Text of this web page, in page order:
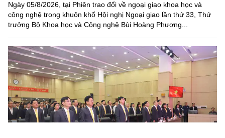
Ngày 05/8/2026, tại Phiên trao đổi về ngoại giao khoa học và
công nghệ trong khuôn khổ Hội nghị Ngoại giao lần thứ 33, Thứ
trưởng Bộ Khoa học và Công nghệ Bùi Hoàng Phương...